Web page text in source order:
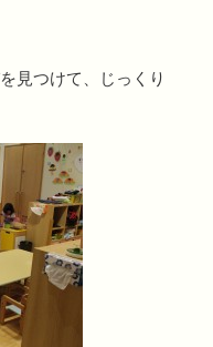
見つけて、じっくり